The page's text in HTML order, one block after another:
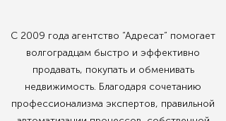
С 2009 года агентство “Адресат” помогает
волгоградцам быстро и эффективно
продавать, покупать и обменивать
недвижимость. Благодаря сочетанию
профессионализма экспертов, правильной